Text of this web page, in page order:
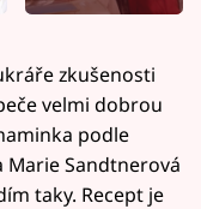
zkušenosti
velmi dobrou
podle
Marie Sandtnerová
taky. Recept je